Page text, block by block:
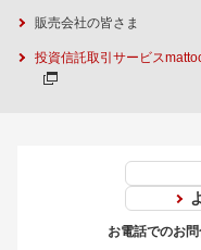
販売会社の皆さま
投資信託取引サービス
お電話でのお